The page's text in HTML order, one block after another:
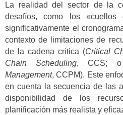
La realidad del sector de la
desafíos, como los «cuellos
significativamente el
contexto de limitaciones de
de la cadena crítica (Critical
Chain Scheduling, CCS;
Management, CCPM). Este
en cuenta la secuencia de las
disponibilidad de los
planificación más realista y